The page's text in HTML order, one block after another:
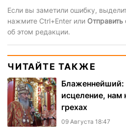
Если вы заметили ошибку,
нажмите Ctrl+Enter или Отправить
об этом редакции.
ЧИТАЙТЕ ТАКЖЕ
Блаженнейший:
исцеление, нам
грехах
09 Августа 18:47